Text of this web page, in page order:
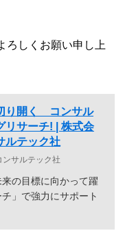
ろしくお願い申し上
り開く コンサル
リサーチ! | 株式会
ルテック社
ンサルテック社
の目標に向かって躍
」で強力にサポート